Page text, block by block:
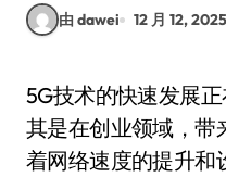
由 dawei 12 月 12, 2025
5G技术的快速发展正在深刻改变各行各业，尤
其是在创业领域，带
着网络速度的提升和